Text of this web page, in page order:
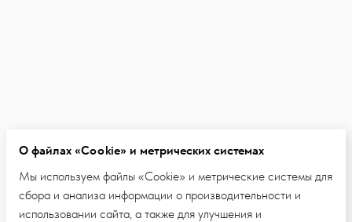
О файлах «Cookie» и метрических системах
Мы используем файлы «Cookie» и метрические системы для
сбора и анализа информации о производительности и
использовании сайта, а также для улучшения и